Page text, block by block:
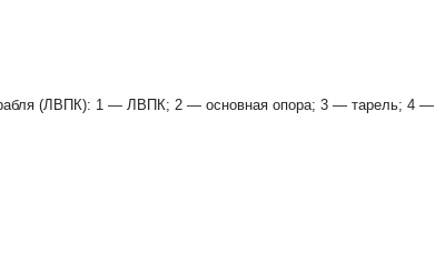
(ЛВПК): 1 — ЛВПК; 2 — основная опора; 3 — тарель; 4 —